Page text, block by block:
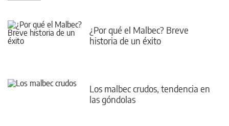
¿Por qué el Malbec? Breve
historia de un éxito
Los malbec crudos, tendencia en
las góndolas